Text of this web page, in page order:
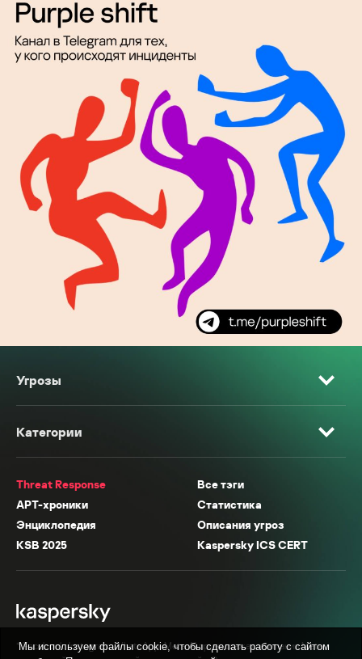
Угрозы
Категории
Threat Response
Все тэги
APT-хроники
Статистика
Энциклопедия
Описания угроз
KSB 2025
Kaspersky ICS CERT
* Facebook, Instagram, WhatsApp, Meta AI принадлежат компании Meta,
Мы используем файлы cookie, чтобы сделать работу с сайтом